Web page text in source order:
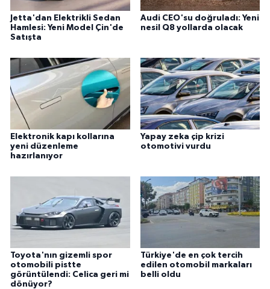
Jetta'dan Elektrikli Sedan
Hamlesi: Yeni Model Çin'de
Satışta
Audi CEO'su doğruladı: Yeni
nesil Q8 yollarda olacak
Elektronik kapı kollarına
yeni düzenleme
hazırlanıyor
Yapay zeka çip krizi
otomotivi vurdu
Toyota'nın gizemli spor
otomobili pistte
görüntülendi: Celica geri mi
dönüyor?
Türkiye'de en çok tercih
edilen otomobil markaları
belli oldu